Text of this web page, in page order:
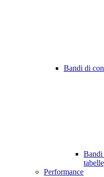
Bandi di
Bandi
Performance